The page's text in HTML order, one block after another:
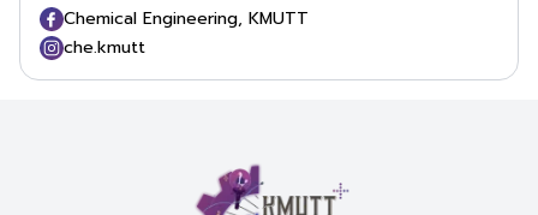
Chemical Engineering, KMUTT
che.kmutt